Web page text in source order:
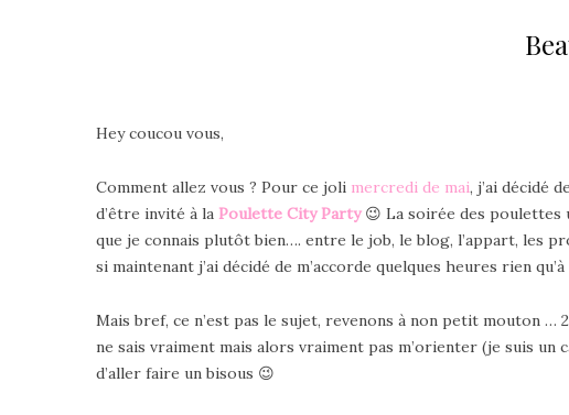
Hey coucou vous,
Comment allez vous ? Pour ce joli mercredi de mai, j’ai décidé
d’être invité à la Poulette City Party 😉 La soirée des
que je connais plutôt bien…. entre le job, le blog, l’appart, les
si maintenant j’ai décidé de m’accorde quelques heures rien
Mais bref, ce n’est pas le sujet, revenons à non petit mouton …
ne sais vraiment mais alors vraiment pas m’orienter (je suis un
d’aller faire un bisous 😉